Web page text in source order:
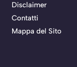
Disclaimer
Contatti
Mappa del Sito